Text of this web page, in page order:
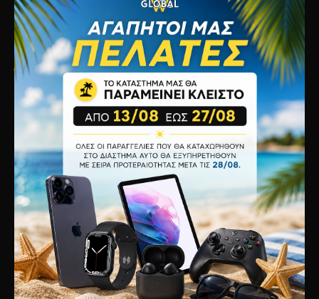
Τρόποι Πληρωμής
Πολιτική Απορρήτου
Πολιτική Cookies
Όροι Χρήσης
Εξυπηρέτηση
Επικοινωνία
Επιστροφές
Χάρτης Ιστότοπου
Κατασκευαστές
Προσφορές
Λογαριασμός
O Λογαριασμός μου